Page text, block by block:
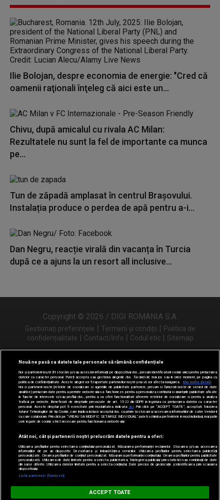
Digi FM
digifm.ro DESCARCĂ
Ilie Bolojan, despre economia de energie: "Cred că
oamenii raţionali înţeleg că aici este un...
Chivu, după amicalul cu rivala AC Milan:
Rezultatele nu sunt la fel de importante ca munca
pe...
Tun de zăpadă amplasat în centrul Brașovului.
Instalația produce o perdea de apă pentru a-i...
Dan Negru, reacție virală din vacanța în Turcia
după ce a ajuns la un resort all inclusive...
Copyright © 2026 / DIGI ROMANIA S.A.
Gestionați preferințele | Termeni și condiții | Politica de
confidențialitate | Contact/Info | Codul etic | Sitemap
Urmărește-ne și pe
Nouă ne pasă ca datele tale personale să rămână confidențiale
Noi și partenerii noștri31 stocăm și/sau accesăm informații pe dispozitivul dvs., precum identificatorii cookie unici pentru prelucrarea
datelor cu caracter personal. Puteți accepta sau gestiona alegerile dvs. făcând clic mai jos sau în orice moment, pe pagina cu
politica de confidențialitate. Aceste alegeri vor fi raportate partenerilor noștri și nu vă vor afecta navigarea.
Mai multe detalii
Noi si partenerii nostri (retelele de socializare si agentiile de publicitate partenere, precum si furnizorii nostri de servicii de date
analitice) prelucram date pentru a permite website-ului sa functioneze, pentru a personaliza continutul si anunturile publicitare afisate
in functie de interesele si/sau profilul dvs., pentru a va oferi functionalitati aferente retelelor de socializare si pentru a analiza
traficul pe website. Beneficiati de drepturile prevazute de art. 15-22 din GDPR in legatura cu prelucrarea datelor cu caracter
personal. Aceste drepturi pot fi exercitate prin modalitatea indicata aici. Prin click pe “ACCEPT TOATE”, acceptati folosirea
tuturor Tehnologiilor de tip Cookie, care implica inclusiv acceptul dvs. cu privire la stocarea/accesarea informatiilor de catre Vendor-ii
cu care colaboram. Prin click pe “VREAU SA MODIFIC SETARILE INDIVIDUAL” puteti schimba preferintele in mod individual, mai putin
cele legate de cookie strict necesare pentru functionarea website-ului.
Atât noi, cât și partenerii noștri prelucrăm datele pentru a oferi:
Utilizarea profilurilor pentru selectarea conținutului personalizat. Măsurarea performanței reclamelor. Stocarea și/sau accesarea
informațiilor de pe un dispozitiv. Dezvoltarea și îmbunătățirea serviciilor. Utilizarea profilurilor pentru selectarea publicității
personalizate. Crearea profilurilor de conținut personalizat. Măsurarea performanței conținutului. Crearea profilurilor pentru publicitate
personalizată. Utilizarea de date limitate pentru a selecta publicitatea. Înțelegerea publicului prin statistici sau combinații de date
din surse diferite. Utilizarea datelor limitate pentru a selecta conținutul. Date precise de geolocație și identificarea prin scanarea
dispozitivului.
Listă parteneri (furnizori)
ACCEPT TOATE